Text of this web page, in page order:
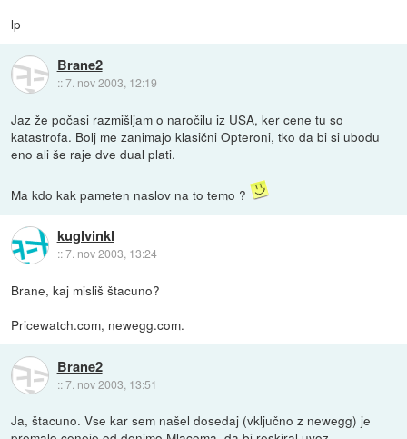
lp
Brane2
::7. nov 2003, 12:19
Jaz že počasi razmišljam o naročilu iz USA, ker cene tu so
katastrofa. Bolj me zanimajo klasični Opteroni, tko da bi si ubodu
eno ali še raje dve dual plati.
Ma kdo kak pameten naslov na to temo ?
kuglvinkl
::7. nov 2003, 13:24
Brane, kaj misliš štacuno?
Pricewatch.com, newegg.com.
Brane2
::7. nov 2003, 13:51
Ja, štacuno. Vse kar sem našel dosedaj (vključno z newegg) je